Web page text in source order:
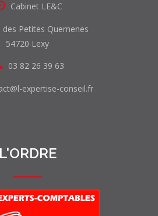
Cabinet LE&C
des Petites Quemenes
54720 Lexy
03 82 26 39 63
expertise-conseil.fr
L'ORDRE